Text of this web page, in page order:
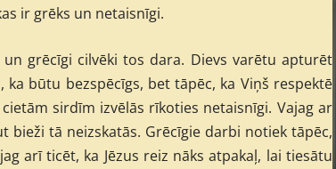
ir grēks un netaisnīgi.
grēcīgi cilvēki tos dara. Dievs varētu apturēt
būtu bezspēcīgs, bet tāpēc, ka Viņš respektē
sirdīm izvēlās rīkoties netaisnīgi. Vajag ar
bieži tā neizskatās. Grēcīgie darbi notiek tāpēc,
arī ticēt, ka Jēzus reiz nāks atpakaļ, lai tiesātu